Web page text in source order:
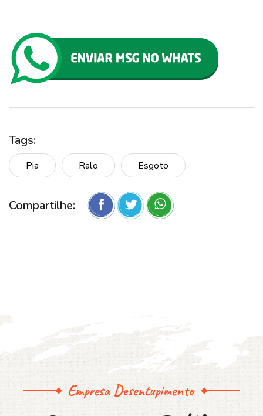
Tags:
Pia Ralo Esgoto
Compartilhe:
Empresa Desentupimento